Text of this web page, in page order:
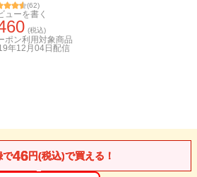
(62)
ューを書く
(税込)
ポン利用対象商品
年12月04日 配信
で46円(税込)で買える！